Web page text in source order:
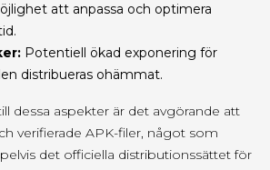
att anpassa och optimera
Potentiell ökad exponering för
distribueras ohämmat.
dessa aspekter är det avgörande att
verifierade APK-filer, något som
det officiella distributionssättet för